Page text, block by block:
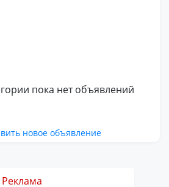
пока нет объявлений
новое объявление
Реклама